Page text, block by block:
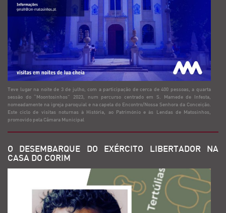
Teve lugar na noite de 3 de julho, com a participação de cerca de 400 pessoas, a quarta
sessão do “Moontosinhos” 2023, num percurso centrado em S. Mamede de Infesta,
nomeadamente na igreja paroquial e na capela do Encontro/Nossa Senhora da Conceição.
Este ciclo de visitas noturnas à História, ao Património e às Lendas de Matosinhos,
promovido pela Câmara Municipal
O DESEMBARQUE DO EXÉRCITO LIBERTADOR NA
CASA DO CORIM